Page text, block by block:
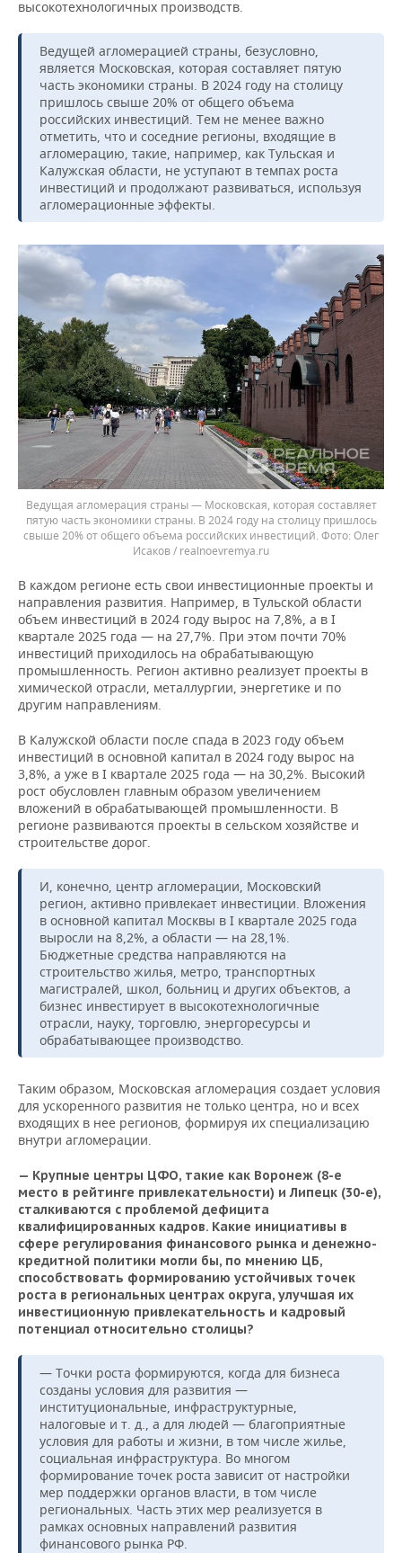
высокотехнологичных производств.
Ведущей агломерацией страны, безусловно,
является Московская, которая составляет пятую
часть экономики страны. В 2024 году на столицу
пришлось свыше 20% от общего объема
российских инвестиций. Тем не менее важно
отметить, что и соседние регионы, входящие в
агломерацию, такие, например, как Тульская и
Калужская области, не уступают в темпах роста
инвестиций и продолжают развиваться, используя
агломерационные эффекты.
Ведущая агломерация страны — Московская, которая составляет
пятую часть экономики страны. В 2024 году на столицу пришлось
свыше 20% от общего объема российских инвестиций.
Олег
Исаков / realnoevremya.ru
В каждом регионе есть свои инвестиционные проекты и
направления развития. Например, в Тульской области
объем инвестиций в 2024 году вырос на 7,8%, а в I
квартале 2025 года — на 27,7%. При этом почти 70%
инвестиций приходилось на обрабатывающую
промышленность. Регион активно реализует проекты в
химической отрасли, металлургии, энергетике и по
другим направлениям.
В Калужской области после спада в 2023 году объем
инвестиций в основной капитал в 2024 году вырос на
3,8%, а уже в I квартале 2025 года — на 30,2%. Высокий
рост обусловлен главным образом увеличением
вложений в обрабатывающей промышленности. В
регионе развиваются проекты в сельском хозяйстве и
строительстве дорог.
И, конечно, центр агломерации, Московский
регион, активно привлекает инвестиции. Вложения
в основной капитал Москвы в I квартале 2025 года
выросли на 8,2%, а области — на 28,1%.
Бюджетные средства направляются на
строительство жилья, метро, транспортных
магистралей, школ, больниц и других объектов, а
бизнес инвестирует в высокотехнологичные
отрасли, науку, торговлю, энергоресурсы и
обрабатывающее производство.
Таким образом, Московская агломерация создает условия
для ускоренного развития не только центра, но и всех
входящих в нее регионов, формируя их специализацию
внутри агломерации.
— Крупные центры ЦФО, такие как Воронеж (8-е
место в рейтинге привлекательности) и Липецк (30-е),
сталкиваются с проблемой дефицита
квалифицированных кадров. Какие инициативы в
сфере регулирования финансового рынка и денежно-
кредитной политики могли бы, по мнению ЦБ,
способствовать формированию устойчивых точек
роста в региональных центрах округа, улучшая их
инвестиционную привлекательность и кадровый
потенциал относительно столицы?
— Точки роста формируются, когда для бизнеса
созданы условия для развития —
институциональные, инфраструктурные,
налоговые и т. д., а для людей — благоприятные
условия для работы и жизни, в том числе жилье,
социальная инфраструктура. Во многом
формирование точек роста зависит от настройки
мер поддержки органов власти, в том числе
региональных. Часть этих мер реализуется в
рамках основных направлений развития
финансового рынка РФ.